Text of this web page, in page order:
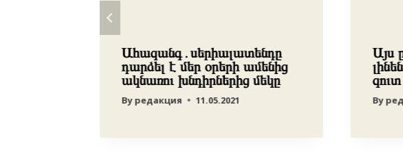
Ահազանգ․սերիալատենդը
դարձել է մեր օրերի ամենից
ակնառու խնդիրներից մեկը
Byредакция 11.05.2021
Այս
By